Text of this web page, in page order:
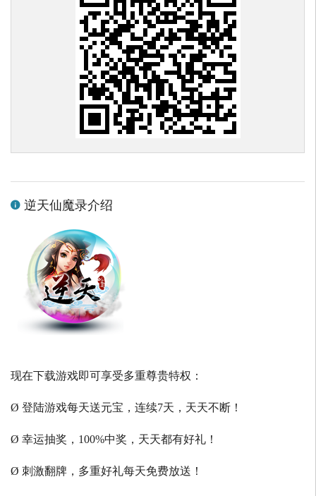
逆天仙魔录介绍
现在下载游戏即可享受多重尊贵特权：
Ø 登陆游戏每天送元宝，连续7天，天天不断！
Ø 幸运抽奖，100%中奖，天天都有好礼！
Ø 刺激翻牌，多重好礼每天免费放送！